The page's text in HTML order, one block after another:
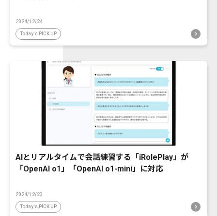
2024/12/24
Today's PICK UP
AIとリアルタイムで会話練習する「iRolePlay」が
「OpenAI o1」「OpenAI o1-mini」に対応
2024/12/23
Today's PICK UP